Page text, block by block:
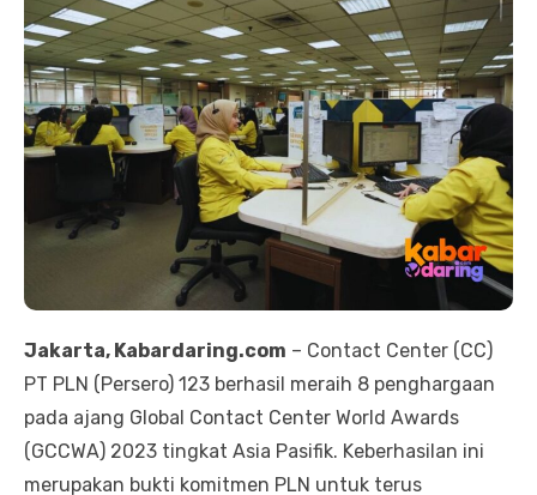
Jakarta, Kabardaring.com – Contact Center (CC)
PT PLN (Persero) 123 berhasil meraih 8 penghargaan
pada ajang Global Contact Center World Awards
(GCCWA) 2023 tingkat Asia Pasifik. Keberhasilan ini
merupakan bukti komitmen PLN untuk terus